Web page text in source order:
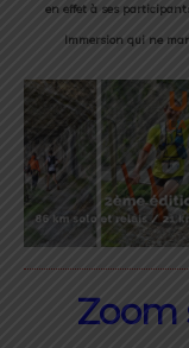
en effet à ses
Immersion qui ne
Zoom